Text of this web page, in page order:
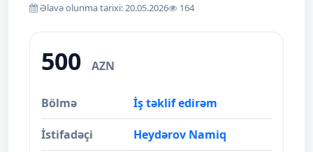
Əlavə olunma tarixi: 20.05.2026 164
500 AZN
Bölmə İş təklif edirəm
İstifadəçi Heydərov Namiq